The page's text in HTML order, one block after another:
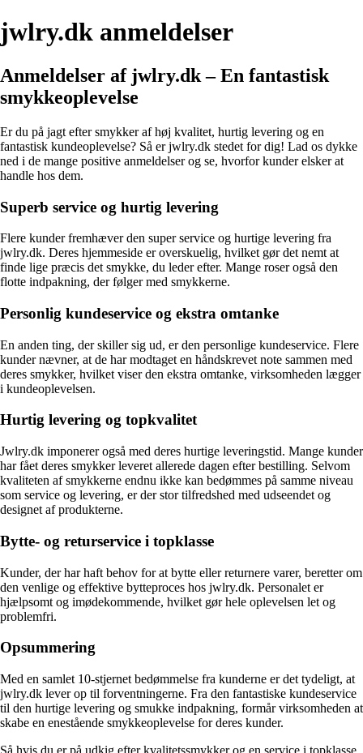
jwlry.dk anmeldelser
Anmeldelser af jwlry.dk – En fantastisk
smykkeoplevelse
Er du på jagt efter smykker af høj kvalitet, hurtig levering og en
fantastisk kundeoplevelse? Så er jwlry.dk stedet for dig! Lad os dykke
ned i de mange positive anmeldelser og se, hvorfor kunder elsker at
handle hos dem.
Superb service og hurtig levering
Flere kunder fremhæver den super service og hurtige levering fra
jwlry.dk. Deres hjemmeside er overskuelig, hvilket gør det nemt at
finde lige præcis det smykke, du leder efter. Mange roser også den
flotte indpakning, der følger med smykkerne.
Personlig kundeservice og ekstra omtanke
En anden ting, der skiller sig ud, er den personlige kundeservice. Flere
kunder nævner, at de har modtaget en håndskrevet note sammen med
deres smykker, hvilket viser den ekstra omtanke, virksomheden lægger
i kundeoplevelsen.
Hurtig levering og topkvalitet
Jwlry.dk imponerer også med deres hurtige leveringstid. Mange kunder
har fået deres smykker leveret allerede dagen efter bestilling. Selvom
kvaliteten af smykkerne endnu ikke kan bedømmes på samme niveau
som service og levering, er der stor tilfredshed med udseendet og
designet af produkterne.
Bytte- og returservice i topklasse
Kunder, der har haft behov for at bytte eller returnere varer, beretter om
den venlige og effektive bytteproces hos jwlry.dk. Personalet er
hjælpsomt og imødekommende, hvilket gør hele oplevelsen let og
problemfri.
Opsummering
Med en samlet 10-stjernet bedømmelse fra kunderne er det tydeligt, at
jwlry.dk lever op til forventningerne. Fra den fantastiske kundeservice
til den hurtige levering og smukke indpakning, formår virksomheden at
skabe en enestående smykkeoplevelse for deres kunder.
Så hvis du er på udkig efter kvalitetssmykker og en service i topklasse,